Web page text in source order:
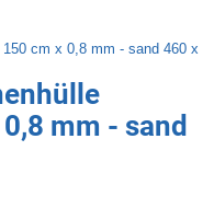
mm - sand